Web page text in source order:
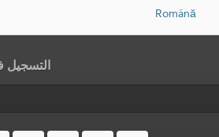
Română
التسجيل